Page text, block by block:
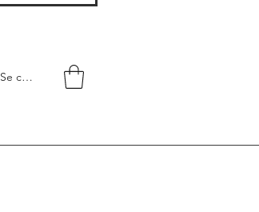
Se connecter